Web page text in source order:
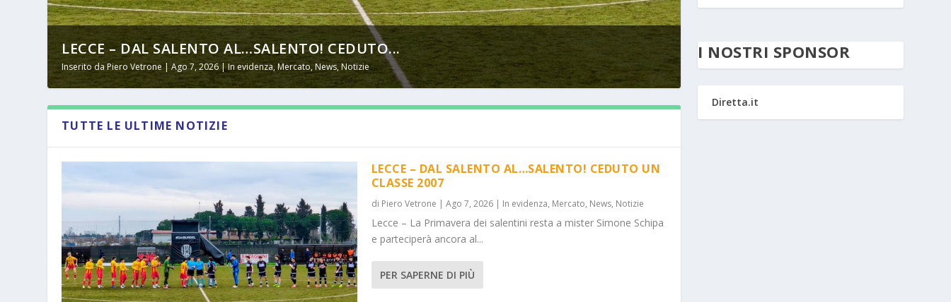
LECCE – DAL SALENTO AL…SALENTO! CEDUTO...
Inserito daPiero Vetrone|Ago 7, 2026|In evidenza,Mercato,News,Notizie
TUTTE LE ULTIME NOTIZIE
LECCE – DAL SALENTO AL…SALENTO! CEDUTO UN
CLASSE 2007
di Piero Vetrone | Ago 7, 2026| In evidenza, Mercato, News, Notizie
Lecce – La Primavera dei salentini resta a mister Simone Schipa
e parteciperà ancora al...
PER SAPERNE DI PIÙ
I NOSTRI SPONSOR
Diretta.it